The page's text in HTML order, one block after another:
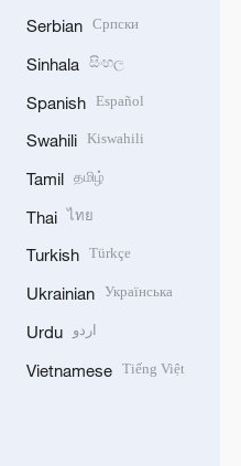
Serbian Српски
Sinhala සිංහල
Spanish Español
Swahili Kiswahili
Tamil தமிழ்
Thai ไทย
Turkish Türkçe
Ukrainian Українська
Urdu اردو
Vietnamese Tiếng Việt